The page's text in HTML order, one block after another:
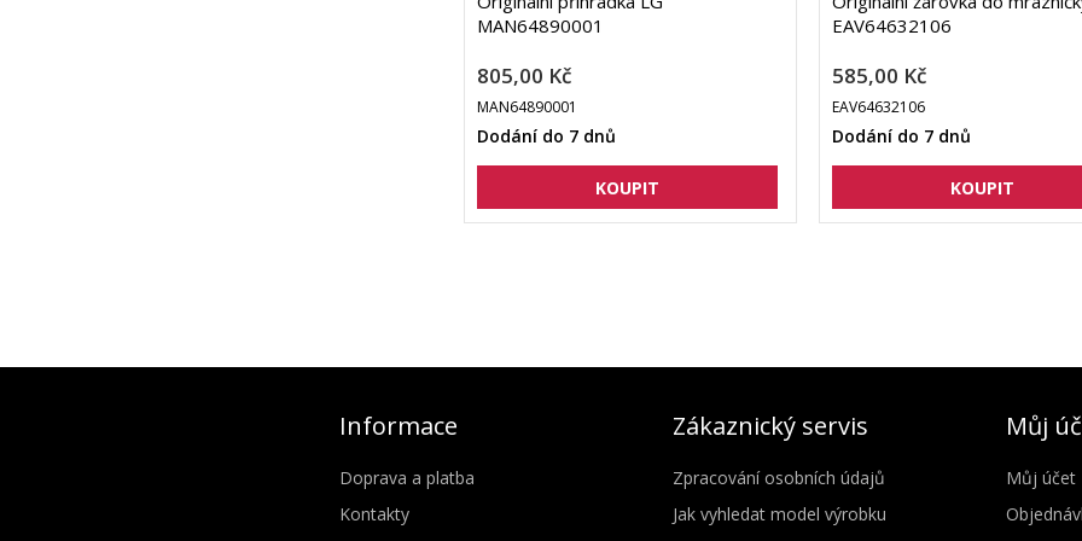
MAN64890001
805,00 Kč
MAN64890001
Dodání do 7 dnů
EAV64632106
585,00 Kč
EAV64632106
Dodání do 7 dnů
Informace
Doprava a platba
Kontakty
Zákaznický servis
Zpracování osobních údajů
Jak vyhledat model výrobku
Můj
Můj účet